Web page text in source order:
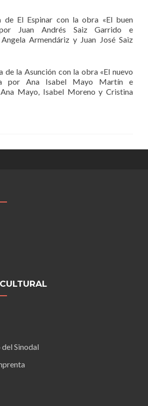
de El Espinar con la obra «El buen
Juan Andrés Saiz Garrido e
Armendáriz y Juan José Saiz
de la Asunción con la obra «El nuevo
por Ana Isabel Mayo Martín e
Mayo, Isabel Moreno y Cristina
Sinodal